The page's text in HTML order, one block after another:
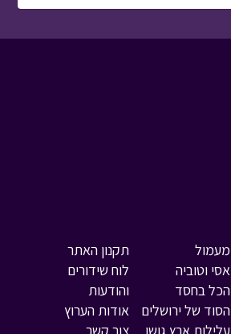
מעמול
אסי וטוביה
הכל בחסד
הסוד של ירושלים
תקנון האתר
לוח שידורים
והודעות
אודות הערוץ